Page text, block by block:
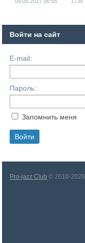
Войти на сайт
E-mail:
Пароль:
Запомнить меня
Pro-jazz Club © 2010-2026